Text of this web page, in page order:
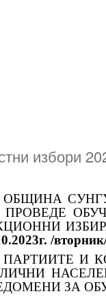
избори
/
И
ЗА